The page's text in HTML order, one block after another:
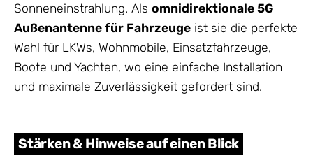
Sonneneinstrahlung. Als omnidirektionale 5G
Außenantenne für Fahrzeuge ist sie die perfekte
Wahl für LKWs, Wohnmobile, Einsatzfahrzeuge,
Boote und Yachten, wo eine einfache Installation
und maximale Zuverlässigkeit gefordert sind.
Stärken & Hinweise auf einen Blick